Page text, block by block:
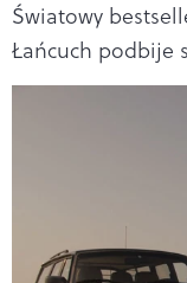
Światowy
Łańcuch podbije